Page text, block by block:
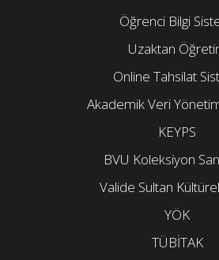
Öğrenci Bilgi
Uzaktan
Online Tahsilat
Akademik Veri
KEYPS
BVU Koleksiyon
Valide Sultan
YÖK
TÜBİTAK